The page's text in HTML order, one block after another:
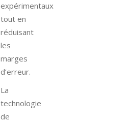
expérimentaux
tout en
réduisant
les
marges
d’erreur.
La
technologie
de